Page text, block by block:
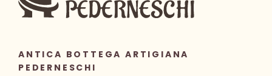
ANTICA BOTTEGA ARTIGIANA
PEDERNESCHI